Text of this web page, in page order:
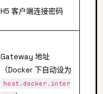
H5 客户端连接密码
Gateway 地址
（Docker 下自动设为
host.docker.inter